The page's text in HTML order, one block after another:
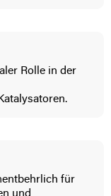
Rolle in der
für